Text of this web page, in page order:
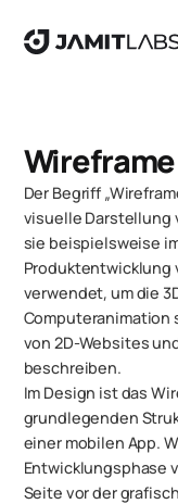
Wireframe
Der Begriff
visuelle Darstellung
sie beispielsweise
Produktentwicklung
verwendet, um die
Computeranimation
von 2D-Websites
beschreiben.
Im Design ist das
grundlegenden
einer mobilen App.
Entwicklungsphase
Seite vor der